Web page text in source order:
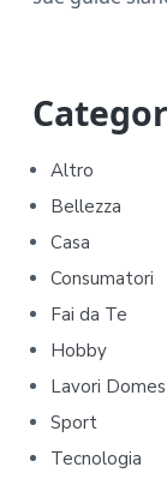
P
r
i
m
a
r
y
S
Altro
Bellezza
Casa
Consumatori
Fai da Te
Hobby
Lavori
Sport
Tecnologia